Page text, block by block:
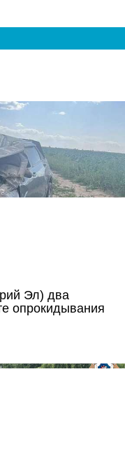
Эл) два
опрокидывания